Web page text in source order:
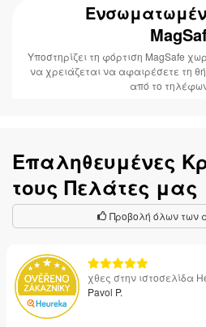
Υποστηρίζει τη φόρτιση MagSafe
να χρειάζεται να αφαιρέσετε τη
από το
Επαληθευμένες
τους Πελάτες μας
Προβολή όλων των
χθες στην ιστοσελίδα
Pavol P.